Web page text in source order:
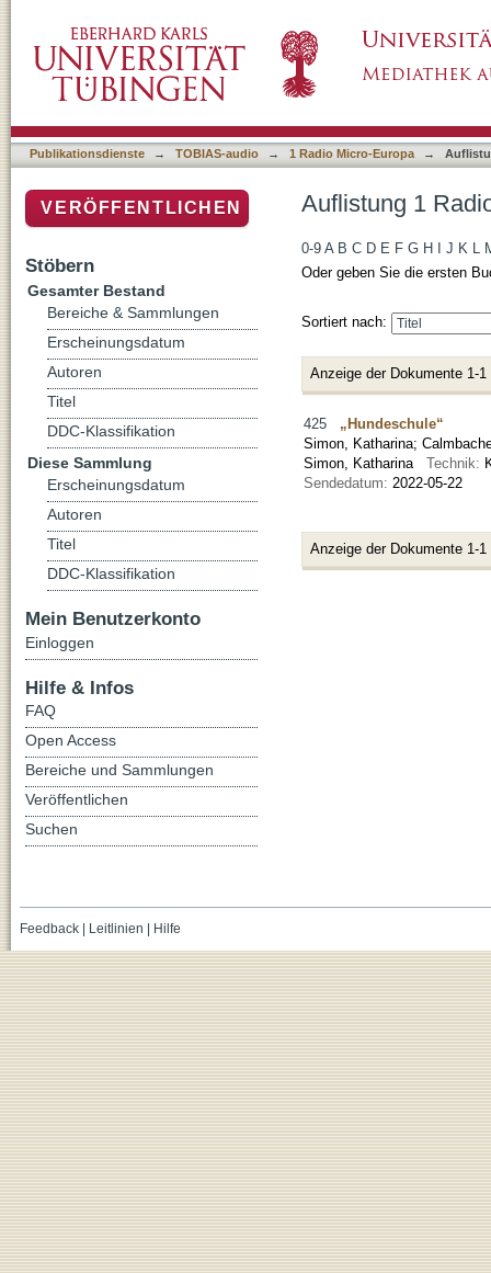
Publikationsdienste → TOBIAS-audio → 1 Radio Micro-Europa →
Auflistung 1
0-9 A B C D E F G H J K L
Oder geben Sie die ersten
Sortiert nach:
Anzeige der Dokumente 1-1
425 „Hundeschule“
Simon, Katharina;
Simon, Katharina Technik:
Sendedatum: 2022-05-22
Anzeige der Dokumente 1-1
VERÖFFENTLICHEN
Stöbern
Gesamter Bestand
Bereiche & Sammlungen
Erscheinungsdatum
Autoren
Titel
DDC-Klassifikation
Diese Sammlung
Erscheinungsdatum
Autoren
Titel
DDC-Klassifikation
Mein Benutzerkonto
Einloggen
Hilfe & Infos
FAQ
Open Access
Bereiche und Sammlungen
Veröffentlichen
Suchen
Feedback| Leitlinien | Hilfe